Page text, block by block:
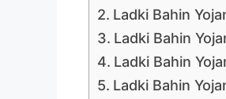
Ladki Bahin
Ladki Bahin
Ladki Bahin
Ladki Bahin